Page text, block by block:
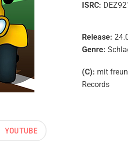
ISRC:
Release:
Genre:
(C): mit
Records
YOUTUBE